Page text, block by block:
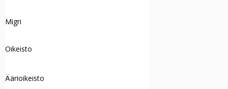
Migri
Oikeisto
Äärioikeisto